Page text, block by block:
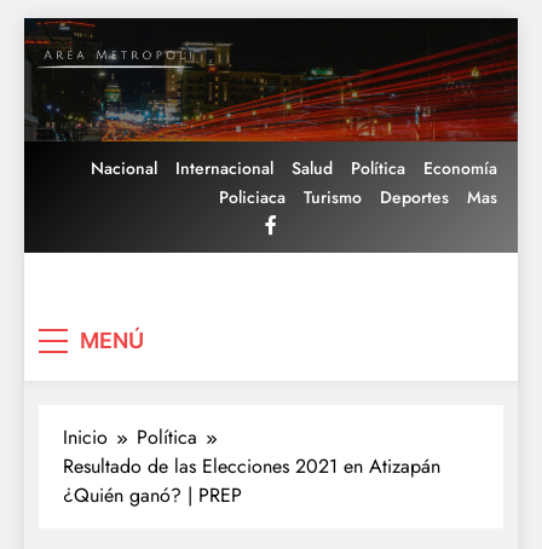
Saltar
al
contenido
Nacional Internacional Salud Política
Economía
Policiaca
Turismo Deportes Mas
MENÚ
Inicio
Política
Resultado de las Elecciones 2021 en Atizapán
¿Quién ganó? | PREP